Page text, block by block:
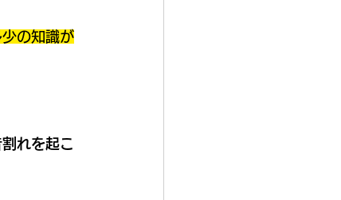
の知識が
れを起こ